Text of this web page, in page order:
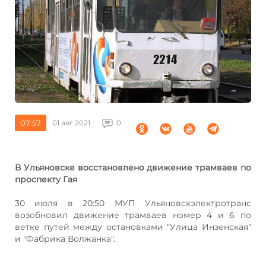
07:57 01 авг 2021 0
В Ульяновске восстановлено движение трамваев по
проспекту Гая
30 июля в 20:50 МУП Ульяновскэлектротранс
возобновил движение трамваев номер 4 и 6 по
ветке путей между остановками "Улица Инзенская"
и "Фабрика Волжанка".